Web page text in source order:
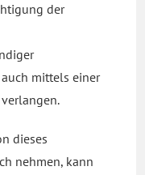
der
mittels einer
dieses
nehmen, kann